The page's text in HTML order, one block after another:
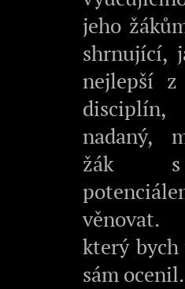
jeho
shrnující,
nejlepší z
nadaný,
žák s
který bych
sám ocenil.